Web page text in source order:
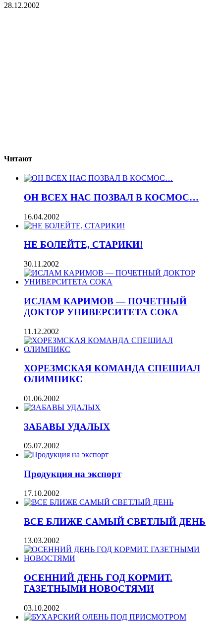
28.12.2002
Читают
ОН ВСЕХ НАС ПОЗВАЛ В КОСМОС…
16.04.2002
НЕ БОЛЕЙТЕ, СТАРИКИ!
30.11.2002
ИСЛАМ КАРИМОВ — ПОЧЕТНЫЙ
ДОКТОР УНИВЕРСИТЕТА СОКА
11.12.2002
ХОРЕЗМСКАЯ КОМАНДА СПЕШИАЛ
ОЛИМПИКС
01.06.2002
ЗАБАВЫ УДАЛЫХ
05.07.2002
Продукция на экспорт
17.10.2002
ВСЕ БЛИЖЕ САМЫЙ СВЕТЛЫЙ ДЕНЬ
13.03.2002
ОСЕННИЙ ДЕНЬ ГОД КОРМИТ.
ГАЗЕТНЫМИ НОВОСТЯМИ
03.10.2002